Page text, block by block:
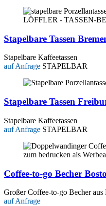
Stapelbare Tassen
Stapelbare Kaffeetassen
auf Anfrage STAPELBAR
Stapelbare Tassen
Stapelbare Kaffeetassen
auf Anfrage STAPELBAR
Coffee-to-go Becher
Großer Coffee-to-go Becher aus
auf Anfrage